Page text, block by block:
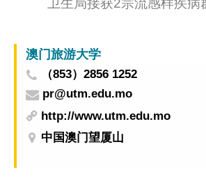
卫生局接获2宗流感样疾病
澳门旅游大学
（853）2856 1252
pr@utm.edu.mo
http://www.utm.edu.mo
中国澳门望厦山